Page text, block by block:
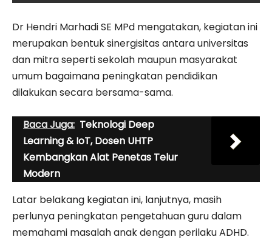
Dr Hendri Marhadi SE MPd mengatakan, kegiatan ini
merupakan bentuk sinergisitas antara universitas
dan mitra seperti sekolah maupun masyarakat
umum bagaimana peningkatan pendidikan
dilakukan secara bersama-sama.
Baca Juga: Teknologi Deep
Learning & IoT, Dosen UHTP
Kembangkan Alat Penetas Telur
Modern
Latar belakang kegiatan ini, lanjutnya, masih
perlunya peningkatan pengetahuan guru dalam
memahami masalah anak dengan perilaku ADHD.